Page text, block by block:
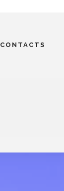
CONTACTS